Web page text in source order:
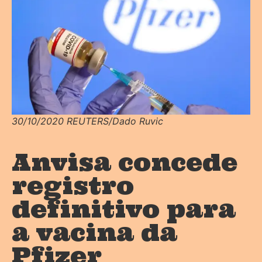
30/10/2020 REUTERS/Dado Ruvic
Anvisa concede
registro
definitivo para
a vacina da
Pfizer